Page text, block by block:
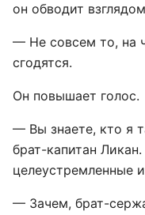
он обводит
— Не совсем то, на
сгодятся.
Он повышает голос.
— Вы знаете, кто я
брат-капитан
целеустремленные
— Зачем, брат-